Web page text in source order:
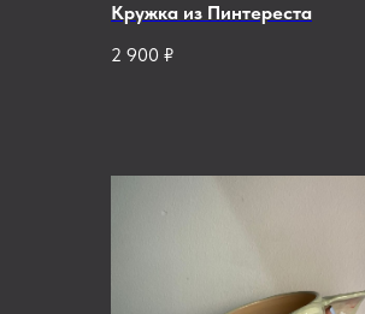
Кружка из Пинтереста
2 900 ₽